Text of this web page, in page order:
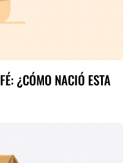
¿CÓMO NACIÓ ESTA